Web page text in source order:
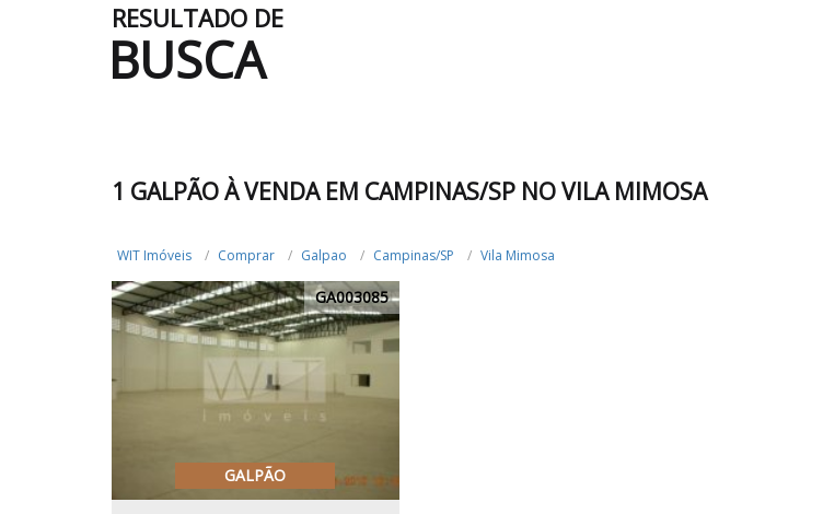
RESULTADO DE
BUSCA
1 GALPÃO À VENDA EM CAMPINAS/SP NO VILA MIMOSA
WIT Imóveis Comprar Galpao Campinas/SP Vila Mimosa
GA003085
GALPÃO